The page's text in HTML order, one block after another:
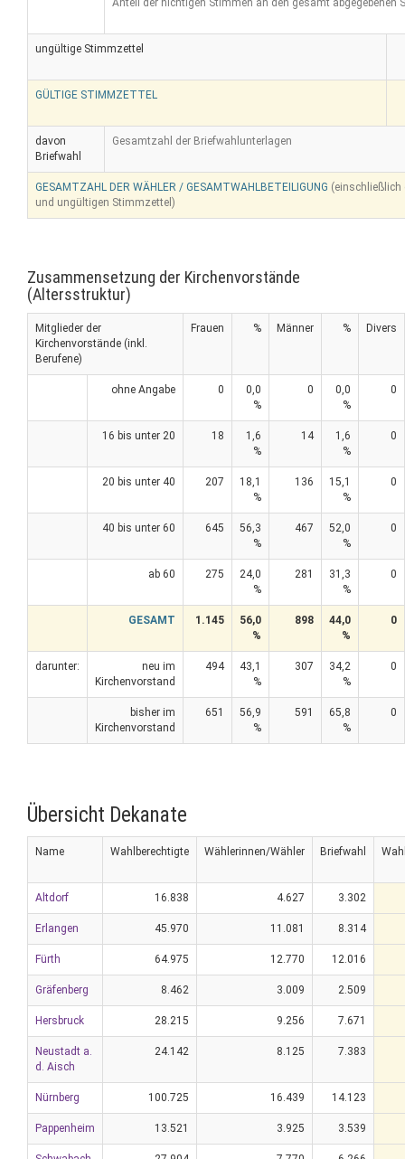
ungültige Stimmzettel
GÜLTIGE STIMMZETTEL
davon
Briefwahl
Gesamtzahl der Briefwahlunterlagen
GESAMTZAHL DER WÄHLER / GESAMTWAHLBETEILIGUNG (einschließlich
und ungültigen Stimmzettel)
Zusammensetzung der Kirchenvorstände
(Altersstruktur)
Mitglieder der
Kirchenvorstände (inkl.
Berufene)
Frauen % Männer % Divers
ohne Angabe 0
0,0
%
0
0,0
%
0
16 bis unter 20 18
1,6
%
14
1,6
%
0
20 bis unter 40 207
18,1
%
136
15,1
%
0
40 bis unter 60 645
56,3
%
467
52,0
%
0
ab 60 275
24,0
%
281
31,3
%
0
GESAMT 1.145
56,0
%
898
44,0
%
0
darunter:
neu im
Kirchenvorstand
494
43,1
%
307
34,2
%
0
bisher im
Kirchenvorstand
651
56,9
%
591
65,8
%
0
Übersicht Dekanate
Name Wahlberechtigte Wählerinnen/Wähler Briefwahl
Altdorf 16.838 4.627 3.302
Erlangen 45.970 11.081 8.314
Fürth 64.975 12.770 12.016
Gräfenberg 8.462 3.009 2.509
Hersbruck 28.215 9.256 7.671
Neustadt a.
d. Aisch
24.142 8.125 7.383
Nürnberg 100.725 16.439 14.123
Pappenheim 13.521 3.925 3.539